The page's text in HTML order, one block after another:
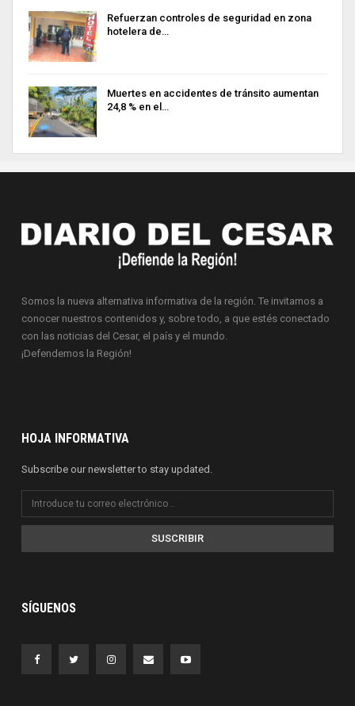
Refuerzan controles de seguridad en zona
hotelera de…
Muertes en accidentes de tránsito aumentan
24,8 % en el…
Somos la nueva alternativa informativa de la región. Te invitamos a
conocer nuestros contenidos y, sobre todo, a que estés conectado
con las noticias del Cesar, el país y el mundo.
¡Defendemos la Región!
HOJA INFORMATIVA
Subscribe our newsletter to stay updated.
SUSCRIBIR
SÍGUENOS